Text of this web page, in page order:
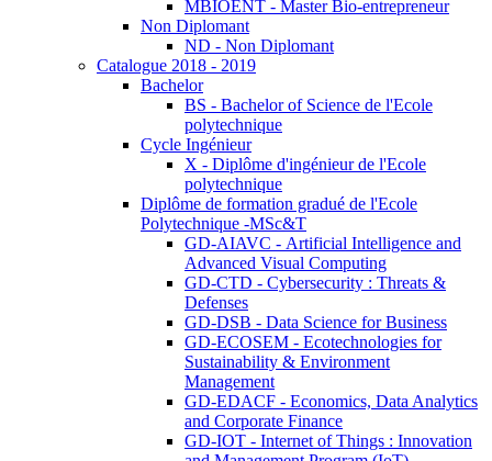
MBIOENT - Master Bio-entrepreneur
Non Diplomant
ND - Non Diplomant
Catalogue 2018 - 2019
Bachelor
BS - Bachelor of Science de l'Ecole
polytechnique
Cycle Ingénieur
X - Diplôme d'ingénieur de l'Ecole
polytechnique
Diplôme de formation gradué de l'Ecole
Polytechnique -MSc&T
GD-AIAVC - Artificial Intelligence and
Advanced Visual Computing
GD-CTD - Cybersecurity : Threats &
Defenses
GD-DSB - Data Science for Business
GD-ECOSEM - Ecotechnologies for
Sustainability & Environment
Management
GD-EDACF - Economics, Data Analytics
and Corporate Finance
GD-IOT - Internet of Things : Innovation